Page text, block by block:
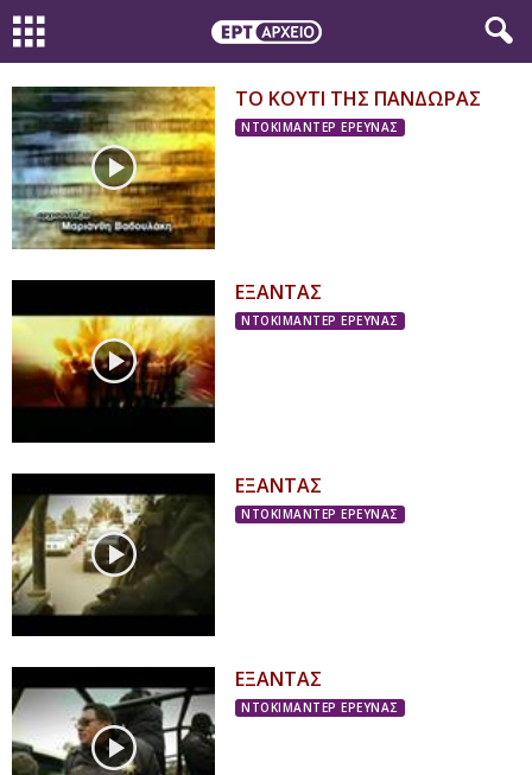
ΤΟ ΚΟΥΤΙ ΤΗΣ ΠΑΝΔΩΡΑΣ
ΝΤΟΚΙΜΑΝΤΕΡ ΕΡΕΥΝΑΣ
ΕΞΑΝΤΑΣ
ΝΤΟΚΙΜΑΝΤΕΡ ΕΡΕΥΝΑΣ
ΕΞΑΝΤΑΣ
ΝΤΟΚΙΜΑΝΤΕΡ ΕΡΕΥΝΑΣ
ΕΞΑΝΤΑΣ
ΝΤΟΚΙΜΑΝΤΕΡ ΕΡΕΥΝΑΣ